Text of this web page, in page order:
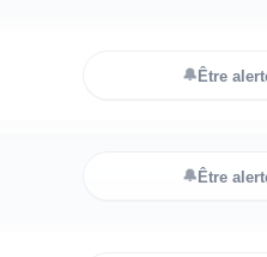
🔔Être
🔔Être